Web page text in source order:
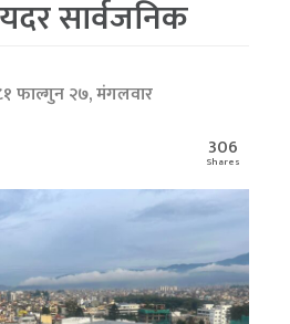
सार्वजनिक
फाल्गुन २७, मंगलवार
306
Shares